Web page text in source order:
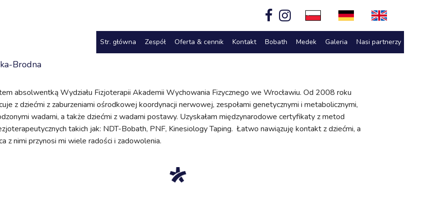
Str. główna Zespół Oferta & cennik Kontakt Bobath Medek Galeria Nasi partnerzy
Brodna
absolwentką Wydziału Fizjoterapii Akademii Wychowania Fizycznego we Wrocławiu. Od 2008 roku
z dziećmi z zaburzeniami ośrodkowej koordynacji nerwowej, zespołami genetycznymi i metabolicznymi,
wadami, a także dziećmi z wadami postawy. Uzyskałam międzynarodowe certyfikaty z metod
takich jak: NDT-Bobath, PNF, Kinesiology Taping. Łatwo nawiązuję kontakt z dziećmi, a
z nimi przynosi mi wiele radości i zadowolenia.